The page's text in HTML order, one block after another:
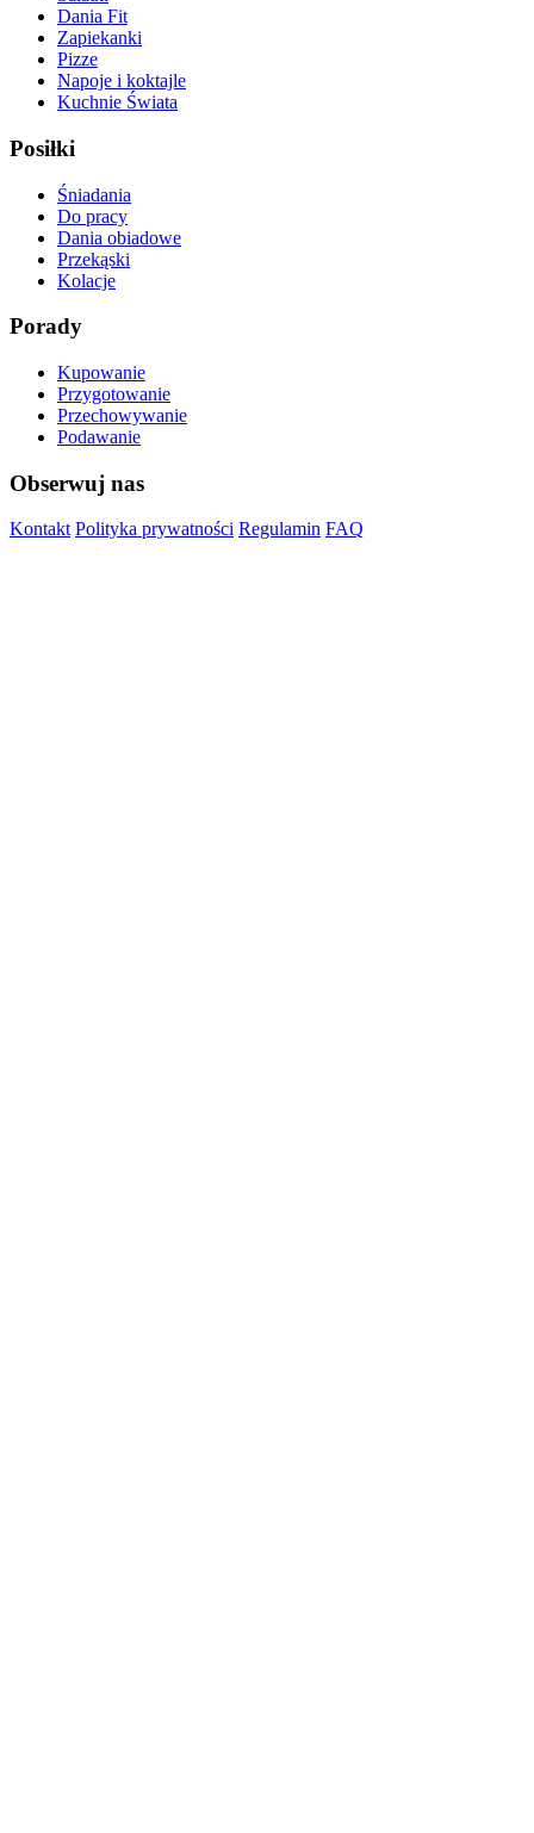
Dania Fit
Zapiekanki
Pizze
Napoje i koktajle
Kuchnie Świata
Posiłki
Śniadania
Do pracy
Dania obiadowe
Przekąski
Kolacje
Porady
Kupowanie
Przygotowanie
Przechowywanie
Podawanie
Obserwuj nas
Kontakt Polityka prywatności Regulamin FAQ